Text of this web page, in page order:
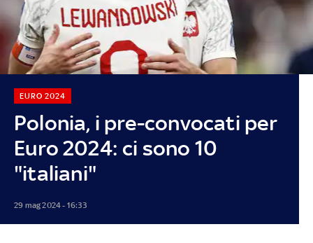
Polonia, i pre-convocati per
Euro 2024: ci sono 10
"italiani"
EURO 2024
29 mag 2024 - 16:33